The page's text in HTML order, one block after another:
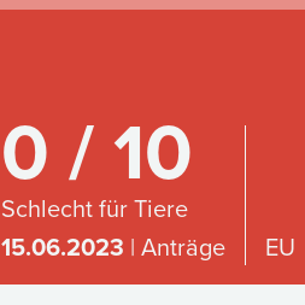
0 / 10
Schlecht für Tiere
15.06.2023 | Anträge EU